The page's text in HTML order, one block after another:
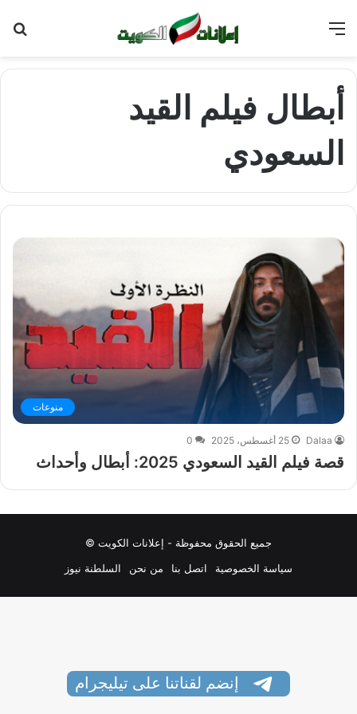
أبطال فيلم القيد
السعودي
منوعات
Dalaa 25 أغسطس، 2025 0
قصة فيلم القيد السعودي 2025: أبطال وأحداث
جميع الحقوق محفوظة - إعلانات الكويت ©
سياسة الخصوصية
اتصل بنا من نحن السلطنة نيوز
إنضم لقناتنا على تيليجرام